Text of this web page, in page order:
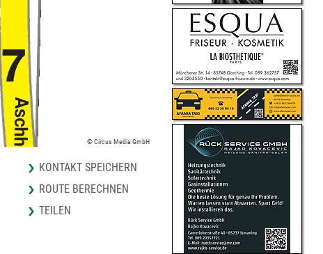
© Circus Media GmbH
KONTAKT SPEICHERN
ROUTE BERECHNEN
TEILEN